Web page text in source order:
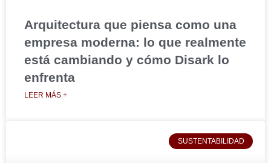
Arquitectura que piensa como una
empresa moderna: lo que realmente
está cambiando y cómo Disark lo
enfrenta
LEER MÁS +
SUSTENTABILIDAD